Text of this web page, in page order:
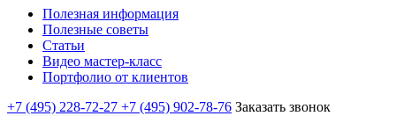
Полезная информация
Полезные советы
Статьи
Видео мастер-класс
Портфолио от клиентов
+7 (495) 228-72-27 +7 (495) 902-78-76 Заказать звонок